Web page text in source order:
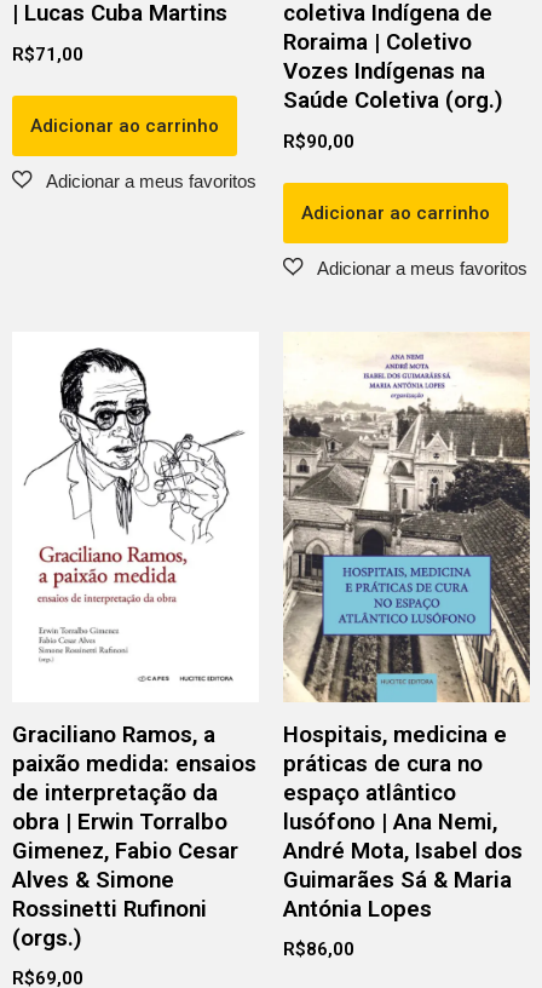
| Lucas Cuba Martins
R$71,00
Adicionar ao carrinho
coletiva Indígena de
Roraima | Coletivo
Vozes Indígenas na
Saúde Coletiva (org.)
R$90,00
Adicionar ao carrinho
Graciliano Ramos, a
paixão medida: ensaios
de interpretação da
obra | Erwin Torralbo
Gimenez, Fabio Cesar
Alves & Simone
Rossinetti Rufinoni
(orgs.)
R$69,00
Hospitais, medicina e
práticas de cura no
espaço atlântico
lusófono | Ana Nemi,
André Mota, Isabel dos
Guimarães Sá & Maria
Antónia Lopes
R$86,00